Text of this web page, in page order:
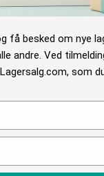
få besked om nye
andre. Ved
som
name